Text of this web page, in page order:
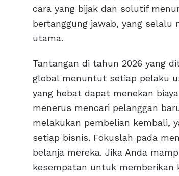
cara yang bijak dan solutif
bertanggung jawab, yang selalu
utama.
Tantangan di tahun 2026 yang
global menuntut setiap pelaku
yang hebat dapat menekan
menerus mencari pelanggan
melakukan pembelian kembali,
setiap bisnis. Fokuslah pada
belanja mereka. Jika Anda
kesempatan untuk memberikan